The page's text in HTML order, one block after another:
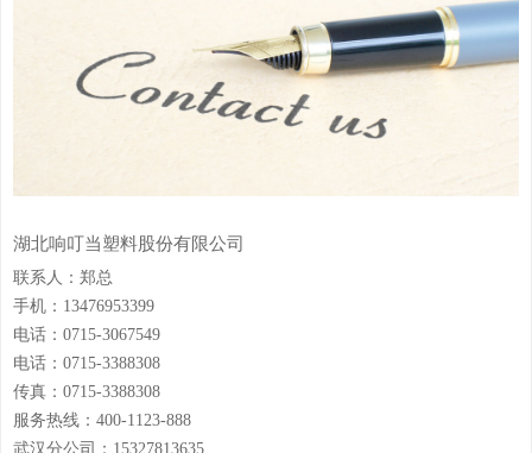
湖北响叮当塑料股份有限公司
联系人：郑总
手机：13476953399
电话：0715-3067549
电话：0715-3388308
传真：0715-3388308
服务热线：400-1123-888
武汉分公司：15327813635